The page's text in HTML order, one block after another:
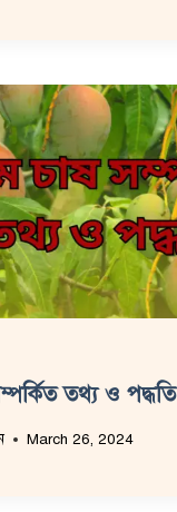
তথ্য ও পদ্ধতি
March 26, 2024